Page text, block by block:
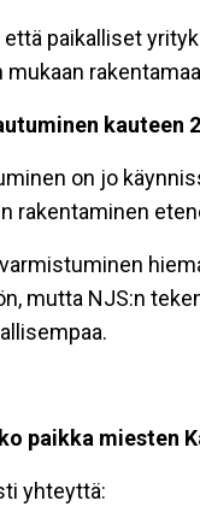
että paikalliset
kauteen
on jo
rakentaminen
mutta NJS:n
paikka miesten
yhteyttä: